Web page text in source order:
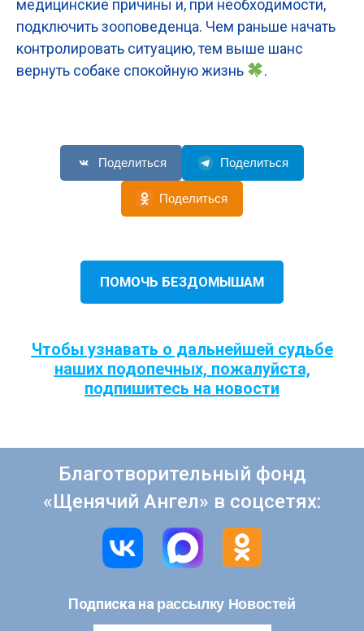
медицинские причины и, при необходимости,
подключить зооповеденца. Чем раньше начать
контролировать ситуацию, тем выше шанс
вернуть собаке спокойную жизнь
.
Поделиться Поделиться
Поделиться
ПОМОЧЬ БЕЗДОМЫШАМ
Чтобы узнавать о дальнейшей судьбе
наших подопечных, пожалуйста,
подпишитесь на новости
Благотворительный фонд
«Щенячий Ангел» в соцсетях:
Подписка на рассылку Новостей